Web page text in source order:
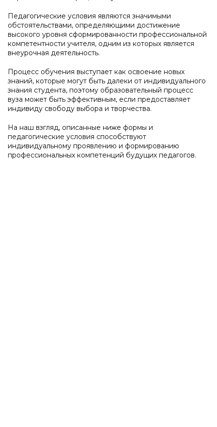
Педагогические условия являются значимыми
обстоятельствами, определяющими достижение
высокого уровня сформированности профессиональной
компетентности учителя, одним из которых является
внеурочная деятельность.
Процесс обучения выступает как освоение новых
знаний, которые могут быть далеки от индивидуального
знания студента, поэтому образовательный процесс
вуза может быть эффективным, если предоставляет
индивиду свободу выбора и творчества.
На наш взгляд, описанные ниже формы и
педагогические условия способствуют
индивидуальному проявлению и формированию
профессиональных компетенций будущих педагогов.